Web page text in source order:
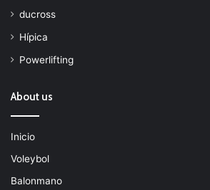
ducross
Hípica
Powerlifting
About us
Inicio
Voleybol
Balonmano